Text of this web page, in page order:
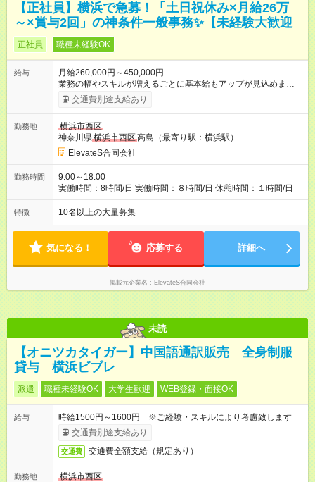
【正社員】横浜で急募！「土日祝休み×月給26万
～×賞与2回」の神条件一般事務✨【未経験大歓迎
正社員 職種未経験OK
給与
月給260,000円～450,000円
業務の幅やスキルが増えるごとに基本給もアップが見込めま
す。 「頑張った分がきちんと評価される」環境で、着実に成長
しながら収入アップを目指せます◎ また、未経験から安心して
給与保証制度もご用意！ 資格取得支援制度も充実しており、受
験費用は会社が全額負担◎ 合格者（資格保有者）には資格手当
も支給しています！ ▼取得可能資格例 ・ITパスポート ・
MOS（Microsoft Office Specialist） ・CAD利用技術者試験 ・基
本情報技術者試験 ・AWS認定資格 ・CCNA など そのほかに
も…
交通費別途支給あり
勤務地
横浜市西区
神奈川県横浜市西区高島（最寄り駅：横浜駅）
ElevateS合同会社
勤務時間
9:00～18:00
実働時間：8時間/日 実働時間：８時間/日 休憩時間：１時間/日
特徴 10名以上の大量募集
気になる！ 応募する 詳細へ
掲載元企業名 ElevateS合同会社
未読
【オニツカタイガー】中国語通訳販売 全身制服
貸与 横浜ビブレ
派遣 職種未経験OK 大学生歓迎 WEB登録・面接OK
給与
時給1500円～1600円 ※ご経験・スキルにより考慮致します
交通費別途支給あり
交通費 交通費全額支給（規定あり）
勤務地
横浜市西区